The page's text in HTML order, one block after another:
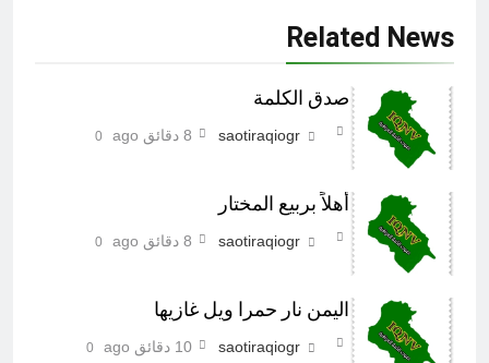
Related News
صدق الكلمة
saotiraqiogr 8 دقائق ago 0
أهلاً بربيع المختار
saotiraqiogr 8 دقائق ago 0
اليمن نار حمرا ويل غازيها
saotiraqiogr 10 دقائق ago 0